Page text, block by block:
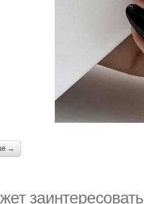
→
заинтересовать